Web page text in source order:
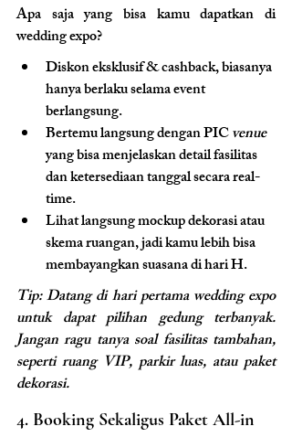
Apa saja yang bisa kamu dapatkan di
wedding expo?
Diskon eksklusif & cashback, biasanya
hanya berlaku selama event
berlangsung.
Bertemu langsung dengan PIC venue
yang bisa menjelaskan detail fasilitas
dan ketersediaan tanggal secara real-
time.
Lihat langsung mockup dekorasi atau
skema ruangan, jadi kamu lebih bisa
membayangkan suasana di hari H.
Tip: Datang di hari pertama wedding expo
untuk dapat pilihan gedung terbanyak.
Jangan ragu tanya soal fasilitas tambahan,
seperti ruang VIP, parkir luas, atau paket
dekorasi.
4. Booking Sekaligus Paket All-in